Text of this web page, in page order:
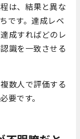
は、結果と異な
です。達成レベ
成すればどのレ
識を一致させる
数人で評価する
要です。